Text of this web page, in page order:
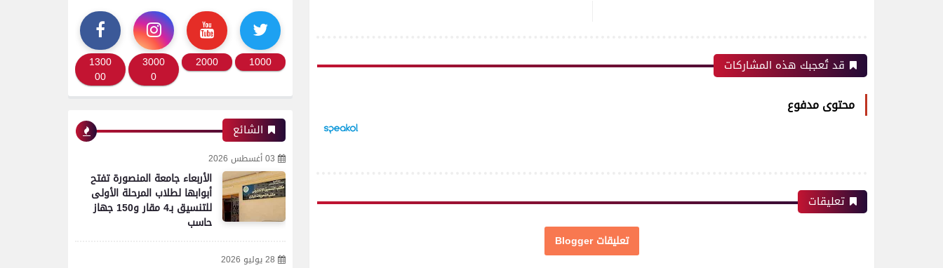
قد تُعجبك هذه المشاركات
محتوى مدفوع
تعليقات
تعليقات Blogger
1000
2000
3000
0
1300
00
الشائع
03 أغسطس 2026
الأربعاء جامعة المنصورة تفتح
أبوابها لطلاب المرحلة الأولى
للتنسيق بـ4 مقار و150 جهاز
حاسب
28 يوليو 2026